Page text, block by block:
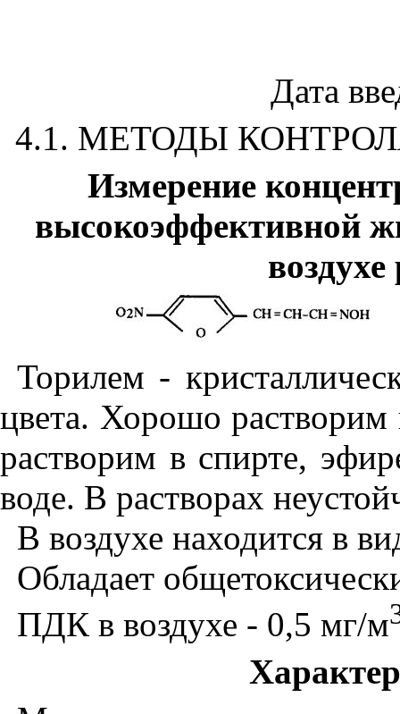
Дата
4.1. МЕТОДЫ
Измерение
высокоэффективной
Торилем -
цвета. Хорошо растворим
растворим в спирте,
воде. В растворах
В воздухе находится в
Обладает
ПДК в воздухе - 0,5 мг/м